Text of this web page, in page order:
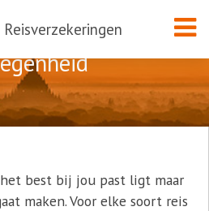
best bij jou past ligt maar
maken. Voor elke soort reis